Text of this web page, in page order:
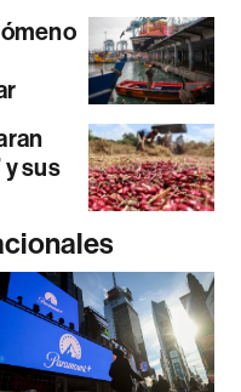
y sus